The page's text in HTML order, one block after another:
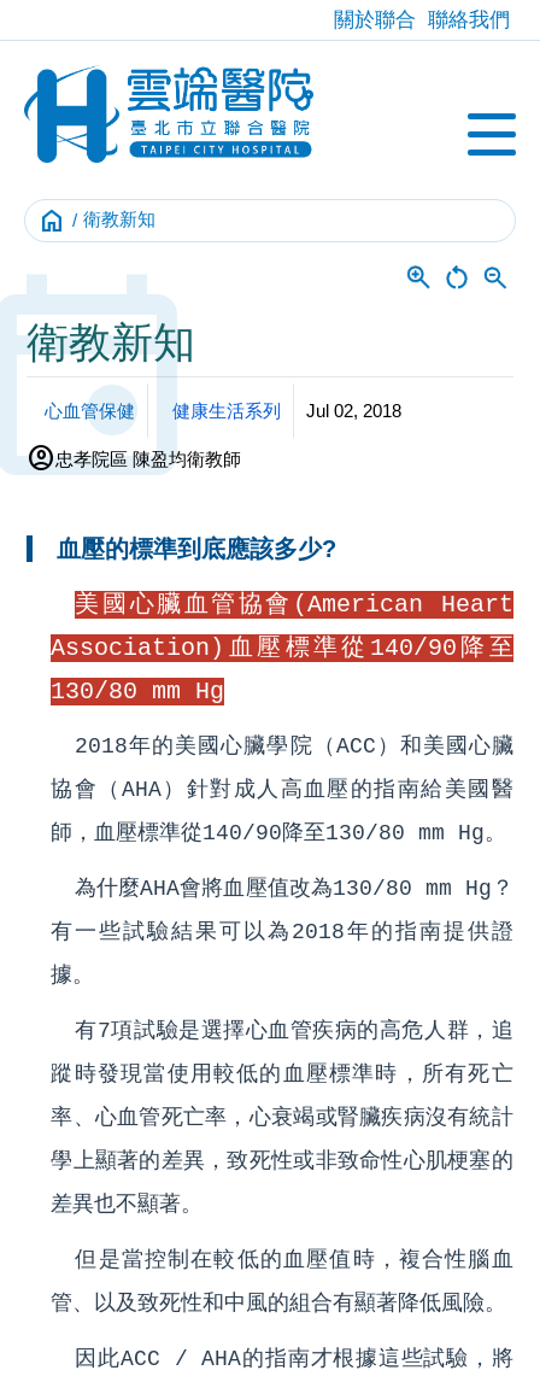
關於聯合 聯絡我們
home 衛教新知
衛教新知
心血管保健 健康生活系列 Jul 02, 2018
account_circle忠孝院區 陳盈均衛教師
血壓的標準到底應該多少?
美國心臟血管協會(American Heart
Association)血壓標準從140/90降至
130/80 mm Hg
2018年的美國心臟學院 （ACC）和美國心臟
協會（AHA）針對成人高血壓的指南給美國醫
師，血壓標準從140/90降至130/80 mm Hg。
為什麼AHA會將血壓值改為130/80 mm Hg？
有一些試驗結果可以為2018年的指南提供證
據。
有7項試驗是選擇心血管疾病的高危人群，追
蹤時發現當使用較低的血壓標準時，所有死亡
率、心血管死亡率，心衰竭或腎臟疾病沒有統計
學上顯著的差異，致死性或非致命性心肌梗塞的
差異也不顯著。
但是當控制在較低的血壓值時，複合性腦血
管、以及致死性和中風的組合有顯著降低風險。
因此ACC / AHA的指南才根據這些試驗，將